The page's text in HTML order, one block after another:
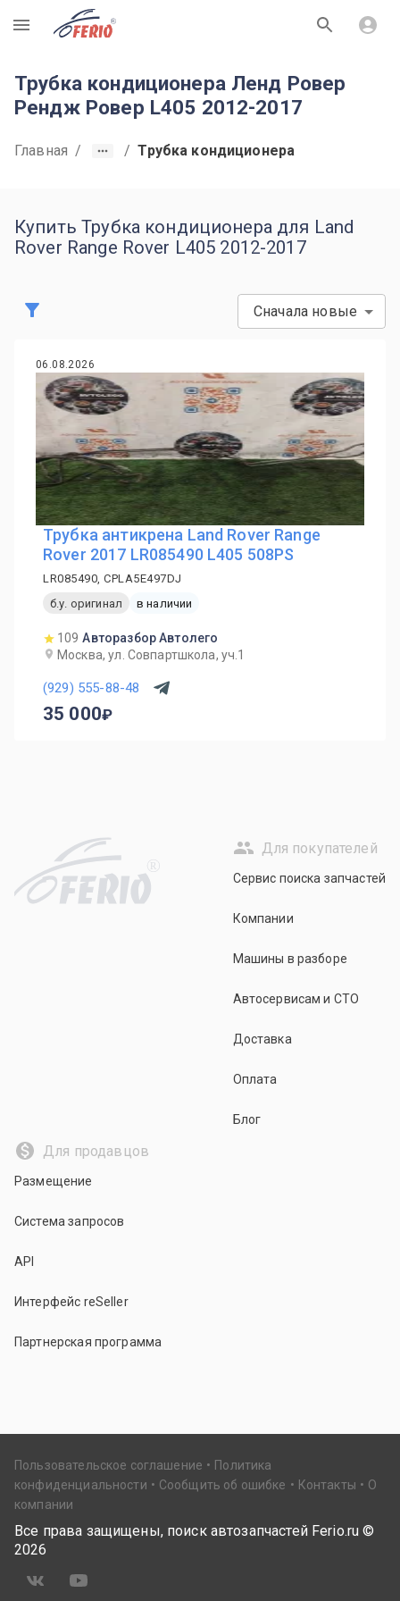
R
Трубка кондиционера Ленд Ровер
Рендж Ровер L405 2012-2017
Главная / / Трубка кондиционера
Купить Трубка кондиционера для Land
Rover Range Rover L405 2012-2017
Сначала новые
06.08.2026
Трубка антикрена Land Rover Range
Rover 2017 LR085490 L405 508PS
LR085490, CPLA5E497DJ
б.у. оригинал
в наличии
109 Авторазбор Автолего
Москва, ул. Совпартшкола, уч.1
(929) 555-88-48
35 000
R
Для покупателей
Сервис поиска запчастей
Компании
Машины в разборе
Автосервисам и СТО
Доставка
Оплата
Блог
Для продавцов
Размещение
Система запросов
API
Интерфейс reSeller
Партнерская программа
Пользовательское соглашение
Политика
конфиденциальности
Сообщить об ошибке Контакты
О
компании
Все права защищены, поиск автозапчастей Ferio.ru ©
2026